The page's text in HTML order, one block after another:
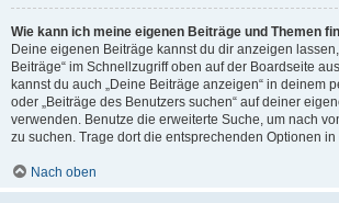
Wie kann ich meine eigenen Beiträge und Themen
Deine eigenen Beiträge kannst du dir anzeigen
Beiträge“ im Schnellzugriff oben auf der Boardseite
kannst du auch „Deine Beiträge anzeigen“ in deinem
oder „Beiträge des Benutzers suchen“ auf deiner
verwenden. Benutze die erweiterte Suche, um nach
zu suchen. Trage dort die entsprechenden Optionen
Nach oben